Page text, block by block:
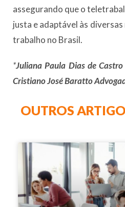
assegurando que o
justa e adaptável às
trabalho no Brasil.
*Juliana Paula Dias de
Cristiano José Baratto
OUTROS